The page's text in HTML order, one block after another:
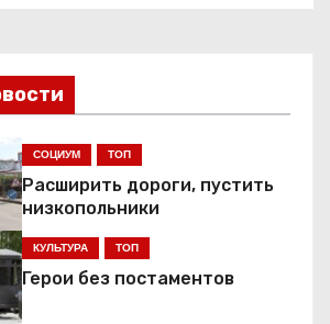
СОЦИУМ ТОП
Расширить дороги, пустить
низкопольники
КУЛЬТУРА ТОП
Герои без постаментов